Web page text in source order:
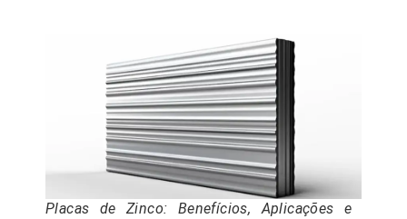
Placas de Zinco: Benefícios, Aplicações e